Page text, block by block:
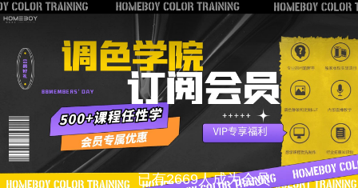
已有2669人成为会员